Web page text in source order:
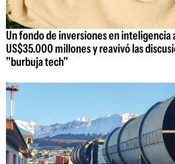
Un fondo de inversiones en
US$35.000 millones y reavivó las
"burbuja tech"